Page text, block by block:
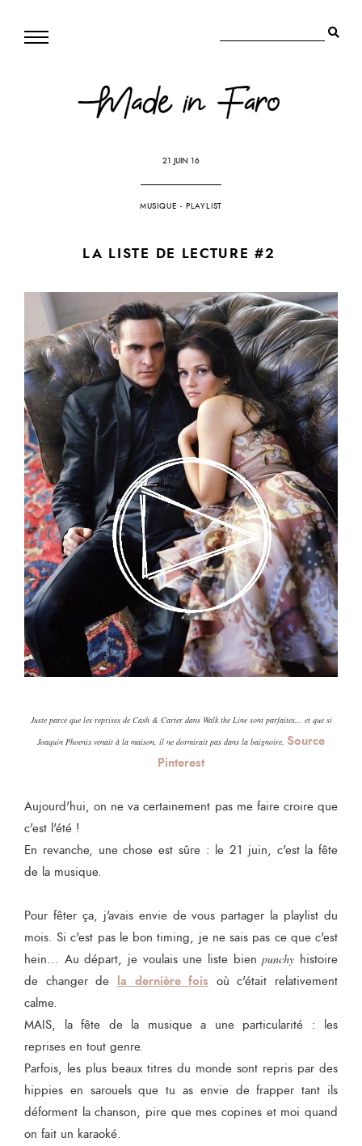
21 JUIN 16
MUSIQUE - PLAYLIST
LA LISTE DE LECTURE #2
Juste parce que les reprises de Cash & Carter dans Walk the Line sont parfaites... et que si
Joaquin Phoenix venait à la maison, il ne dormirait pas dans la baignoire. Source
Pinterest
Aujourd'hui, on ne va certainement pas me faire croire que
c'est l'été !
En revanche, une chose est sûre : le 21 juin, c'est la fête
de la musique.
Pour fêter ça, j'avais envie de vous partager la playlist du
mois. Si c'est pas le bon timing, je ne sais pas ce que c'est
hein... Au départ, je voulais une liste bienpunchy histoire
de changer de la dernière fois où c'était relativement
calme.
MAIS, la fête de la musique a une particularité : les
reprises en tout genre.
Parfois, les plus beaux titres du monde sont repris par des
hippies en sarouels que tu as envie de frapper tant ils
déforment la chanson, pire que mes copines et moi quand
on fait un karaoké.